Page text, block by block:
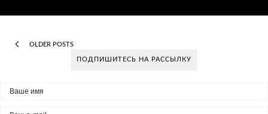
OLDER POSTS
ПОДПИШИТЕСЬ НА РАССЫЛКУ